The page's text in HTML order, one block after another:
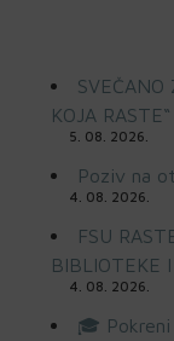
SVEČANO
KOJA RASTE“
5. 08. 2026.
Poziv na
4. 08. 2026.
FSU
BIBLIOTEKE
4. 08. 2026.
🎓